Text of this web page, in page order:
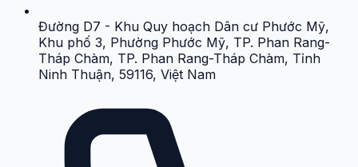
Đường D7 - Khu Quy hoạch Dân cư Phước Mỹ,
Khu phố 3, Phường Phước Mỹ, TP. Phan Rang-
Tháp Chàm, TP. Phan Rang-Tháp Chàm, Tỉnh
Ninh Thuận, 59116, Việt Nam